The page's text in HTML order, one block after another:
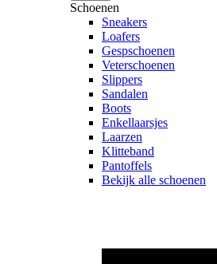
Schoenen
Sneakers
Loafers
Gespschoenen
Veterschoenen
Slippers
Sandalen
Boots
Enkellaarsjes
Laarzen
Klitteband
Pantoffels
Bekijk alle schoenen